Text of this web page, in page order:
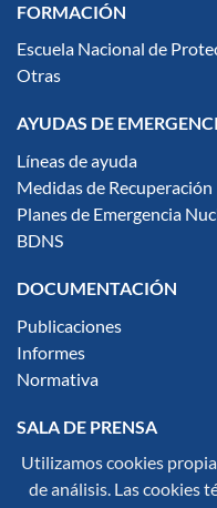
FORMACIÓN
Escuela Nacional de
Otras
AYUDAS DE
Líneas de ayuda
Medidas de Recuperación
Planes de Emergencia
BDNS
DOCUMENTACIÓN
Publicaciones
Informes
Normativa
SALA DE PRENSA
Notas de Prensa
Noticias
Utilizamos cookies
de análisis. Las cookies